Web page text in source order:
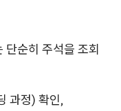
단순히 주석을 조회
과정) 확인,